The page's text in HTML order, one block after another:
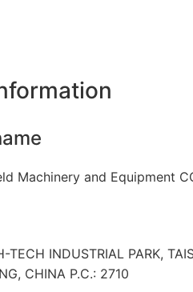
Machinery and Equipment
TECH INDUSTRIAL PARK,
CHINA P.C.: 2710